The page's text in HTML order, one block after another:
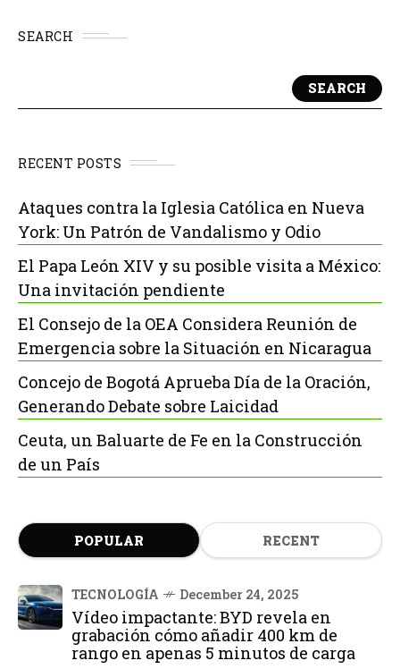
SEARCH
SEARCH
RECENT POSTS
Ataques contra la Iglesia Católica en Nueva
York: Un Patrón de Vandalismo y Odio
El Papa León XIV y su posible visita a México:
Una invitación pendiente
El Consejo de la OEA Considera Reunión de
Emergencia sobre la Situación en Nicaragua
Concejo de Bogotá Aprueba Día de la Oración,
Generando Debate sobre Laicidad
Ceuta, un Baluarte de Fe en la Construcción
de un País
POPULAR RECENT
TECNOLOGÍA December 24, 2025
Vídeo impactante: BYD revela en
grabación cómo añadir 400 km de
rango en apenas 5 minutos de carga